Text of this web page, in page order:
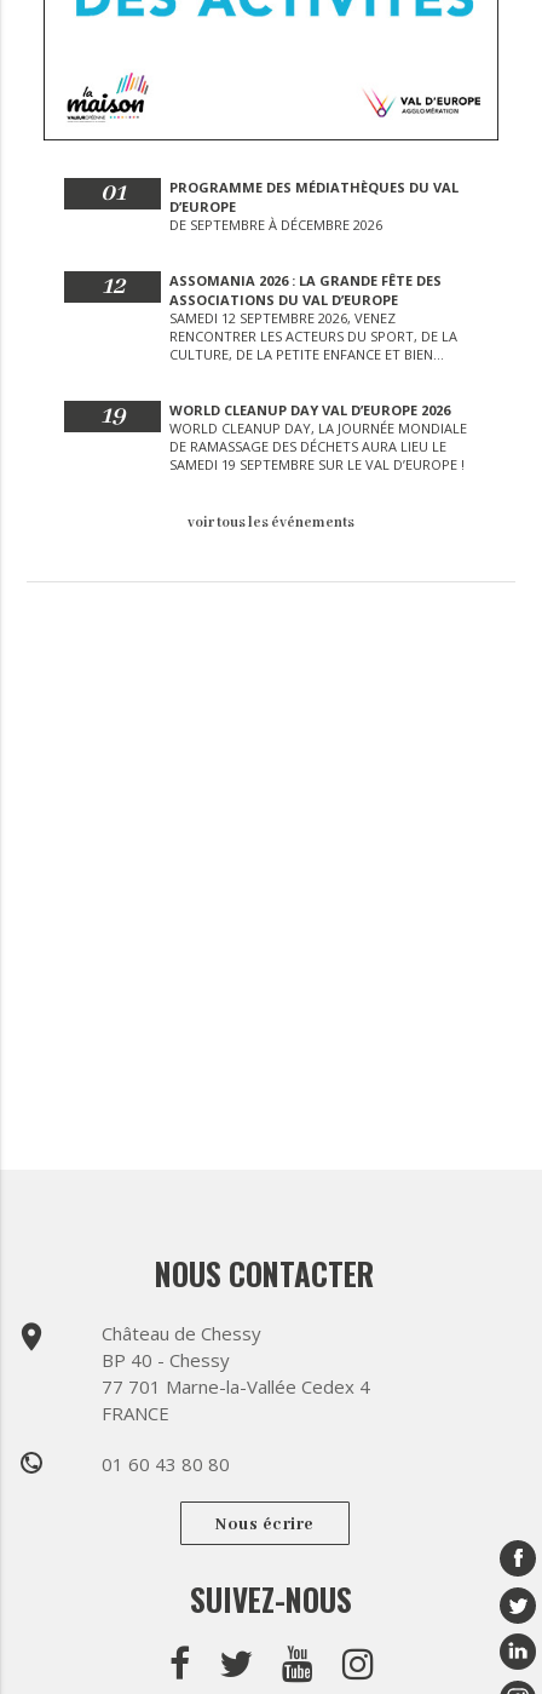
01
PROGRAMME DES MÉDIATHÈQUES DU VAL
D’EUROPE
DE SEPTEMBRE À DÉCEMBRE 2026
12
ASSOMANIA 2026 : LA GRANDE FÊTE DES
ASSOCIATIONS DU VAL D’EUROPE
SAMEDI 12 SEPTEMBRE 2026, VENEZ
RENCONTRER LES ACTEURS DU SPORT, DE LA
CULTURE, DE LA PETITE ENFANCE ET BIEN
19
WORLD CLEANUP DAY VAL D’EUROPE 2026
WORLD CLEANUP DAY, LA JOURNÉE MONDIALE
DE RAMASSAGE DES DÉCHETS AURA LIEU LE
SAMEDI 19 SEPTEMBRE SUR LE VAL D’EUROPE !
voir tous les événements
NOUS CONTACTER
place
Château de Chessy
BP 40 - Chessy
77 701 Marne-la-Vallée Cedex 4
FRANCE
phone 01 60 43 80 80
Nous écrire
SUIVEZ-NOUS